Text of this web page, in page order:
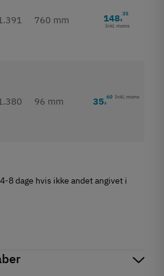
760 mm 148,35
Inkl. moms
96 mm 35,60 Inkl. moms
8 dage hvis ikke andet angivet i